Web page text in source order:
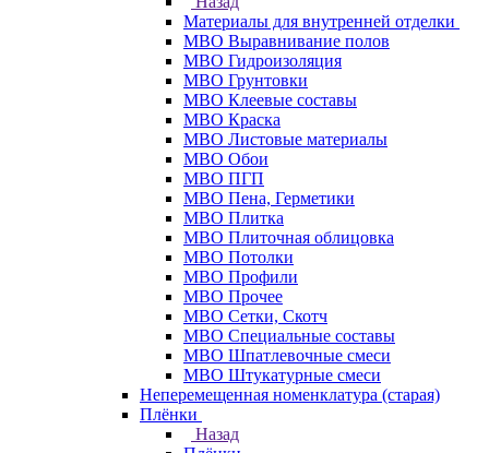
Материалы для внутренней отделки
МВО Выравнивание полов
МВО Гидроизоляция
МВО Грунтовки
МВО Клеевые составы
МВО Краска
МВО Листовые материалы
МВО Обои
МВО ПГП
МВО Пена, Герметики
МВО Плитка
МВО Плиточная облицовка
МВО Потолки
МВО Профили
МВО Прочее
МВО Сетки, Скотч
МВО Специальные составы
МВО Шпатлевочные смеси
МВО Штукатурные смеси
Неперемещенная номенклатура (старая)
Плёнки
Назад